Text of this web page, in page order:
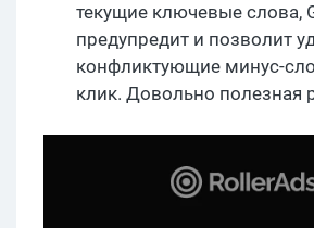
текущие ключевые слова,
предупредит и позволит
конфликтующие минус-
клик. Довольно полезная